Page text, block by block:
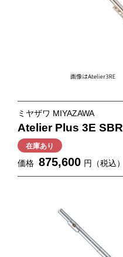
ミヤザワ MIYAZAWA
Atelier Plus 3E SBR
在庫あり
価格 875,600 円（税込）